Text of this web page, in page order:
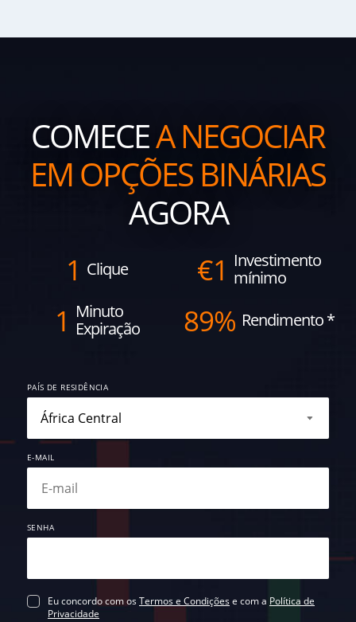
COMECEA NEGOCIAR
EM OPÇÕES BINÁRIAS
AGORA
1 Clique €1 Investimento
mínimo
1 Minuto
Expiração
89% Rendimento*
PAÍS DE RESIDÊNCIA
E-MAIL
SENHA
Eu concordo com osTermos e Condiçõese com a Política de
Privacidade